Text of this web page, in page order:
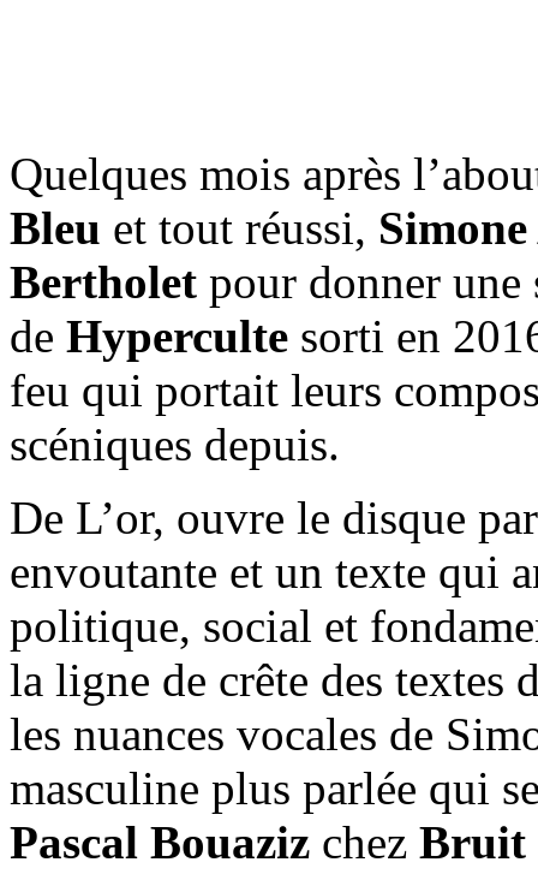
Quelques mois après
Bleu et tout réussi,
Bertholet pour donner une
de Hyperculte sorti en
feu qui portait leurs
scéniques depuis.
De L’or, ouvre le disque
envoutante et un texte qui
politique, social et
la ligne de crête des textes
les nuances vocales de
masculine plus parlée qui
Pascal Bouaziz chez Bruit